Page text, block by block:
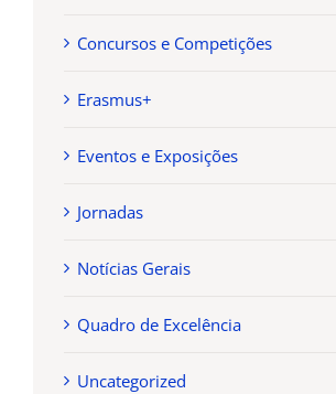
Concursos e Competições
Erasmus+
Eventos e Exposições
Jornadas
Notícias Gerais
Quadro de Excelência
Uncategorized